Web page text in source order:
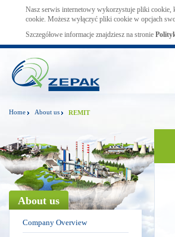
Nasz serwis internetowy wykorzystuje pliki cookie,
cookie. Możesz wyłączyć pliki cookie w opcjach
Szczegółowe informacje znajdziesz na stronie
Home About us REMIT
About us
Company Overview